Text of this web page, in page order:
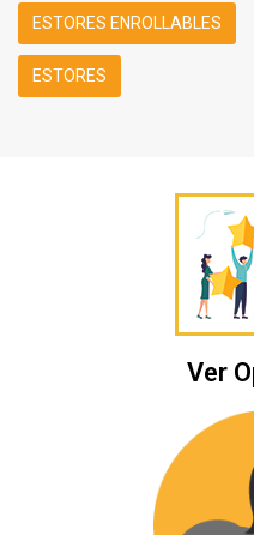
ESTORES ENROLLABLES
ESTORES
Ver